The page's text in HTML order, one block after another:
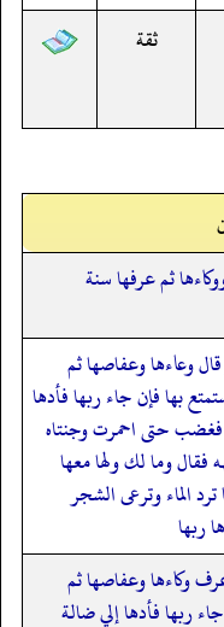
ثقة
ثم عرفها سنة
وعاءها وعفاصها ثم
بها فإن جاء ربها فأدها
فغضب حتى احمرت وجنتاه
فقال وما لك ولها معها
الماء وترعى الشجر
ربها
وكاءها وعفاصها ثم
ربها فأدها إلي ضالة